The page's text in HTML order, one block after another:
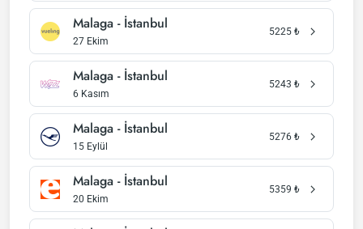
Malaga - İstanbul
27 Ekim
5225 ₺
Malaga - İstanbul
6 Kasım
5243 ₺
Malaga - İstanbul
15 Eylül
5276 ₺
Malaga - İstanbul
20 Ekim
5359 ₺